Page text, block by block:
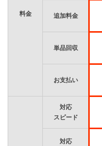
料金 追加料金
単品回収
お支払い
対応
スピード
対応